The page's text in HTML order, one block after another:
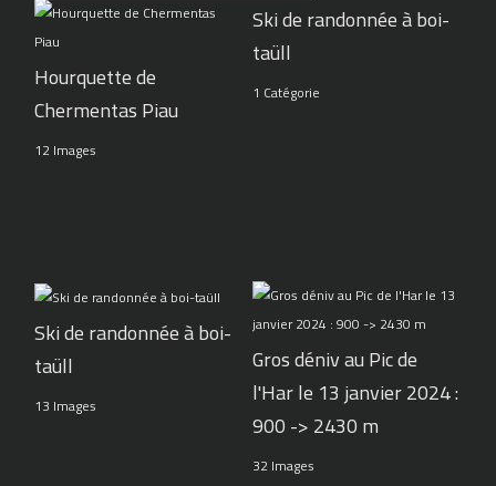
Hourquette de
Chermentas Piau
12 Images
Ski de randonnée à boi-
taüll
1 Catégorie
Ski de randonnée à boi-
taüll
13 Images
Gros déniv au Pic de
l'Har le 13 janvier 2024 :
900 -> 2430 m
32 Images